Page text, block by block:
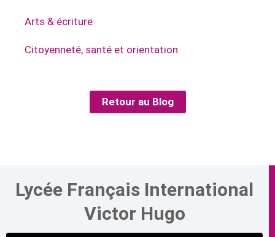
Arts & écriture
Citoyenneté, santé et orientation
Retour au Blog
Lycée Français International
Victor Hugo